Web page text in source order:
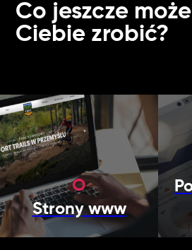
Co jeszcze
Ciebie zrobić?
Strony www